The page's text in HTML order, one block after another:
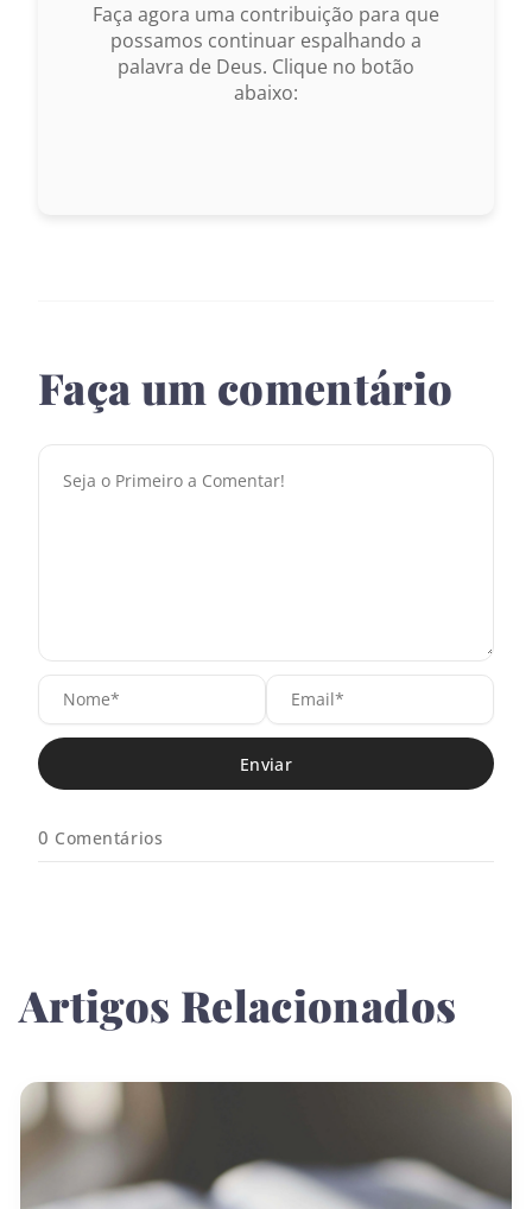
Faça agora uma contribuição para que
possamos continuar espalhando a
palavra de Deus. Clique no botão
abaixo:
Faça um comentário
N
o
m
e
*
E
i
0 Comentários
Artigos Relacionados